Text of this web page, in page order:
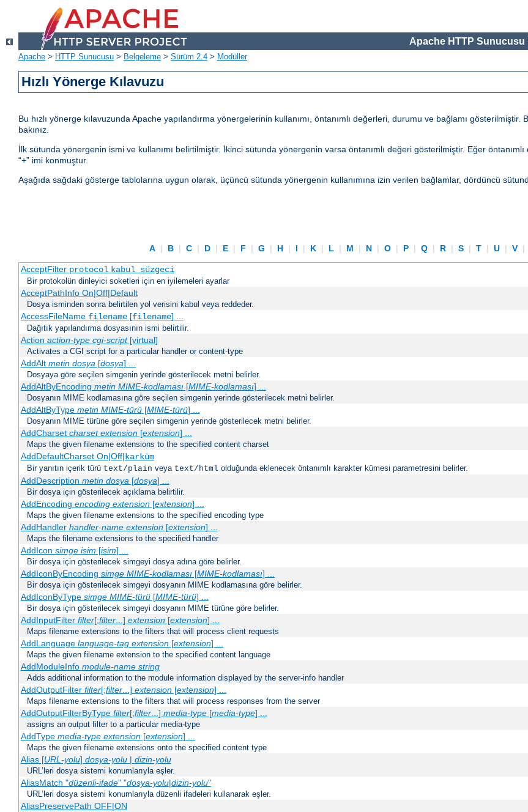
Apache HTTP Sunucusu
Apache > HTTP Sunucusu > Belgeleme > Sürüm 2.4 > Modüller
Hızlı Yönerge Kılavuzu
Bu hızlı yönerge kılavuzunda Apache yapılandırma yönergelerinin kullanımı, öntanımlı değerleri, durumu ve bağlamı gösterilmiştir.
bakınız.
İlk sütunda yönergenin ismi ve kullanımı belirtilmiştir. İkinci sütunda yönergenin varsa öntanımlı değeri gösterilmiştir. Eğer
“+” imi konmuştur.
Aşağıda sağdaki gösterge tablolarına uygun olarak, üçüncü sütunda yönergenin kullanımına izin verilen bağlamlar, dördüncü
A | B | C | D | E | F | G | H | I | K | L | M | N | O | P | Q | R | S | T | U | V |
AcceptFilter protocol kabul_süzgeci
Bir protokolün dinleyici soketleri için en iyilemeleri ayarlar
AcceptPathInfo On|Off|Default
Dosya isminden sonra belirtilen yol verisini kabul veya reddeder.
AccessFileName filename[filename] ...
Dağıtık yapılandırma dosyasının ismi belirtilir.
Action action-type cgi-script[virtual]
Activates a CGI script for a particular handler or content-type
AddAlt metin dosya[dosya] ...
Dosyaya göre seçilen simgenin yerinde gösterilecek metni belirler.
AddAltByEncoding metin MIME-kodlaması[MIME-kodlaması] ...
Dosyanın MIME kodlamasına göre seçilen simgenin yerinde gösterilecek metni belirler.
AddAltByType metin MIME-türü[MIME-türü] ...
Dosyanın MIME türüne göre seçilen simgenin yerinde gösterilecek metni belirler.
AddCharset charset extension[extension] ...
Maps the given filename extensions to the specified content charset
AddDefaultCharset On|Off|karküm
Bir yanıtın içerik türü text/plain veya text/html olduğunda eklenecek öntanımlı karakter kümesi parametresini belirler.
AddDescription metin dosya[dosya] ...
Bir dosya için gösterilecek açıklama belirtilir.
AddEncoding encoding extension[extension] ...
Maps the given filename extensions to the specified encoding type
AddHandler handler-name extension[extension] ...
Maps the filename extensions to the specified handler
AddIcon simge isim [isim] ...
Bir dosya için gösterilecek simgeyi dosya adına göre belirler.
AddIconByEncoding simge MIME-kodlaması[MIME-kodlaması] ...
Bir dosya için gösterilecek simgeyi dosyanın MIME kodlamasına göre belirler.
AddIconByType simge MIME-türü[MIME-türü] ...
Bir dosya için gösterilecek simgeyi dosyanın MIME türüne göre belirler.
AddInputFilter filter[;filter...] extension[extension] ...
Maps filename extensions to the filters that will process client requests
AddLanguage language-tag extension[extension] ...
Maps the given filename extension to the specified content language
AddModuleInfo module-name string
Adds additional information to the module information displayed by the server-info handler
AddOutputFilter filter[;filter...] extension[extension] ...
Maps filename extensions to the filters that will process responses from the server
AddOutputFilterByType filter[;filter...] media-type[media-type] ...
assigns an output filter to a particular media-type
AddType media-type extension[extension] ...
Maps the given filename extensions onto the specified content type
Alias [URL-yolu] dosya-yolu| dizin-yolu
URL’leri dosya sistemi konumlarıyla eşler.
AliasMatch "düzenli-ifade" "dosya-yolu|dizin-yolu"
URL’leri dosya sistemi konumlarıyla düzenli ifadeleri kullanarak eşler.
AliasPreservePath OFF|ON